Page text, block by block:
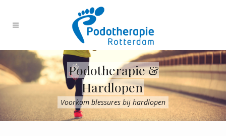
Podotherapie &
Hardlopen
Voorkom blessures bij hardlopen